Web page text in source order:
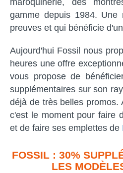
maroquinerie, des
gamme depuis 1984.
preuves et qui bénéficie
Aujourd'hui Fossil nous
heures une offre
vous propose de
supplémentaires sur son
déjà de très belles promos.
c'est le moment pour faire
et de faire ses emplettes de
FOSSIL : 30%
LES